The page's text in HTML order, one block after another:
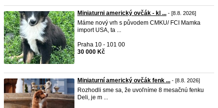
Miniaturni americký ovčák - kl ... - [8.8. 2026]
Máme nový vrh s původem CMKU/ FCI Mamka
import USA, ta ...
Praha 10 - 101 00
30 000 Kč
Miniaturní americký ovčák fenk ... - [8.8. 2026]
Rozhodli sme sa, že uvoľníme 8 mesačnú fenku
Deli, je m ...